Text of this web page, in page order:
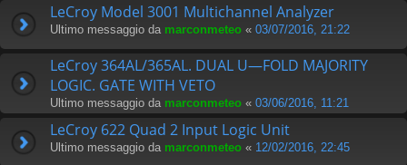
LeCroy Model 3001 Multichannel Analyzer
Ultimo messaggio da marconmeteo « 03/07/2016, 21:22
LeCroy 364AL/365AL. DUAL U—FOLD MAJORITY
LOGIC. GATE WITH VETO
Ultimo messaggio da marconmeteo « 03/06/2016, 11:21
LeCroy 622 Quad 2 Input Logic Unit
Ultimo messaggio da marconmeteo « 12/02/2016, 22:45